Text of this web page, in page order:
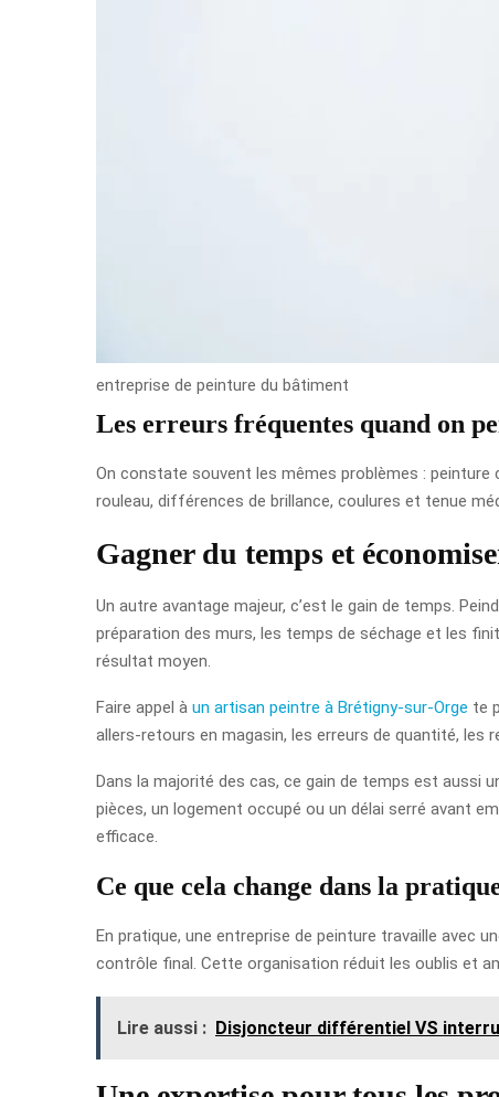
entreprise de peinture du bâtiment
Les erreurs fréquentes quand on
On constate souvent les mêmes problèmes :
rouleau, différences de brillance, coulures et tenue
Gagner du temps et
Un autre avantage majeur, c’est le gain de temps.
préparation des murs, les temps de séchage et les
résultat moyen.
Faire appel à un artisan peintre à Brétigny-sur-Orge te
allers-retours en magasin, les erreurs de quantité, les
Dans la majorité des cas, ce gain de temps est aussi
pièces, un logement occupé ou un délai serré avant
efficace.
Ce que cela change dans la
En pratique, une entreprise de peinture travaille avec
contrôle final. Cette organisation réduit les oublis et
Lire aussi : Disjoncteur différentiel VS